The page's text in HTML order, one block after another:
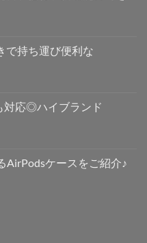
で持ち運び便利な
対応◎ハイブランド
AirPodsケースをご紹介♪